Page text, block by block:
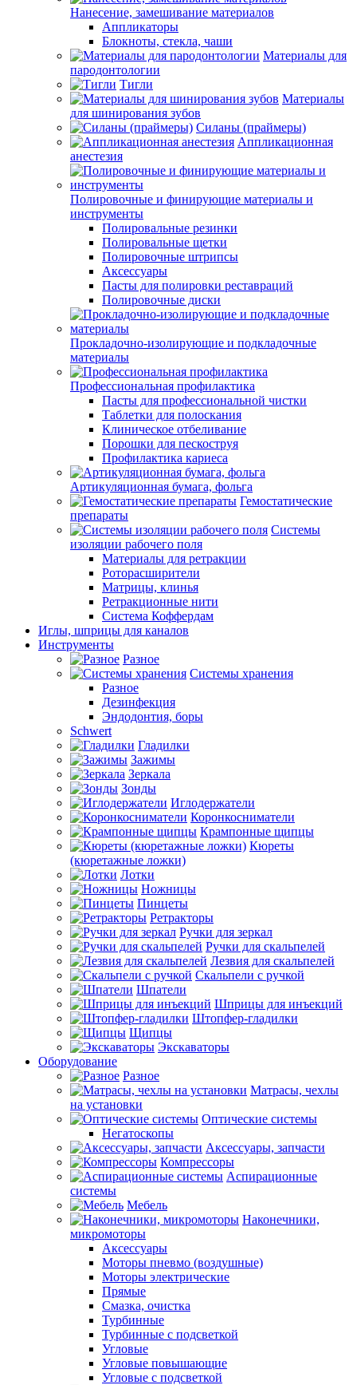
Нанесение, замешивание материалов
Аппликаторы
Блокноты, стекла, чаши
Материалы для
пародонтологии
Тигли
Материалы
для шинирования зубов
Силаны (праймеры)
Аппликационная
анестезия
Полировочные и финирующие материалы и
инструменты
Полировальные резинки
Полировальные щетки
Полировочные штрипсы
Аксессуары
Пасты для полировки реставраций
Полировочные диски
Прокладочно-изолирующие и подкладочные
материалы
Профессиональная профилактика
Пасты для профессиональной чистки
Таблетки для полоскания
Клиническое отбеливание
Порошки для пескоструя
Профилактика кариеса
Артикуляционная бумага, фольга
Гемостатические
препараты
Системы
изоляции рабочего поля
Материалы для ретракции
Роторасширители
Матрицы, клинья
Ретракционные нити
Система Коффердам
Иглы, шприцы для каналов
Инструменты
Разное
Системы хранения
Разное
Дезинфекция
Эндодонтия, боры
Schwert
Гладилки
Зажимы
Зеркала
Зонды
Иглодержатели
Коронкосниматели
Крампонные щипцы
Кюреты
(кюретажные ложки)
Лотки
Ножницы
Пинцеты
Ретракторы
Ручки для зеркал
Ручки для скальпелей
Лезвия для скальпелей
Скальпели с ручкой
Шпатели
Шприцы для инъекций
Штопфер-гладилки
Щипцы
Экскаваторы
Оборудование
Разное
Матрасы, чехлы
на установки
Оптические системы
Негатоскопы
Аксессуары, запчасти
Компрессоры
Аспирационные
системы
Мебель
Наконечники,
микромоторы
Аксессуары
Моторы пневмо (воздушные)
Моторы электрические
Прямые
Смазка, очистка
Турбинные
Турбинные с подсветкой
Угловые
Угловые повышающие
Угловые с подсветкой